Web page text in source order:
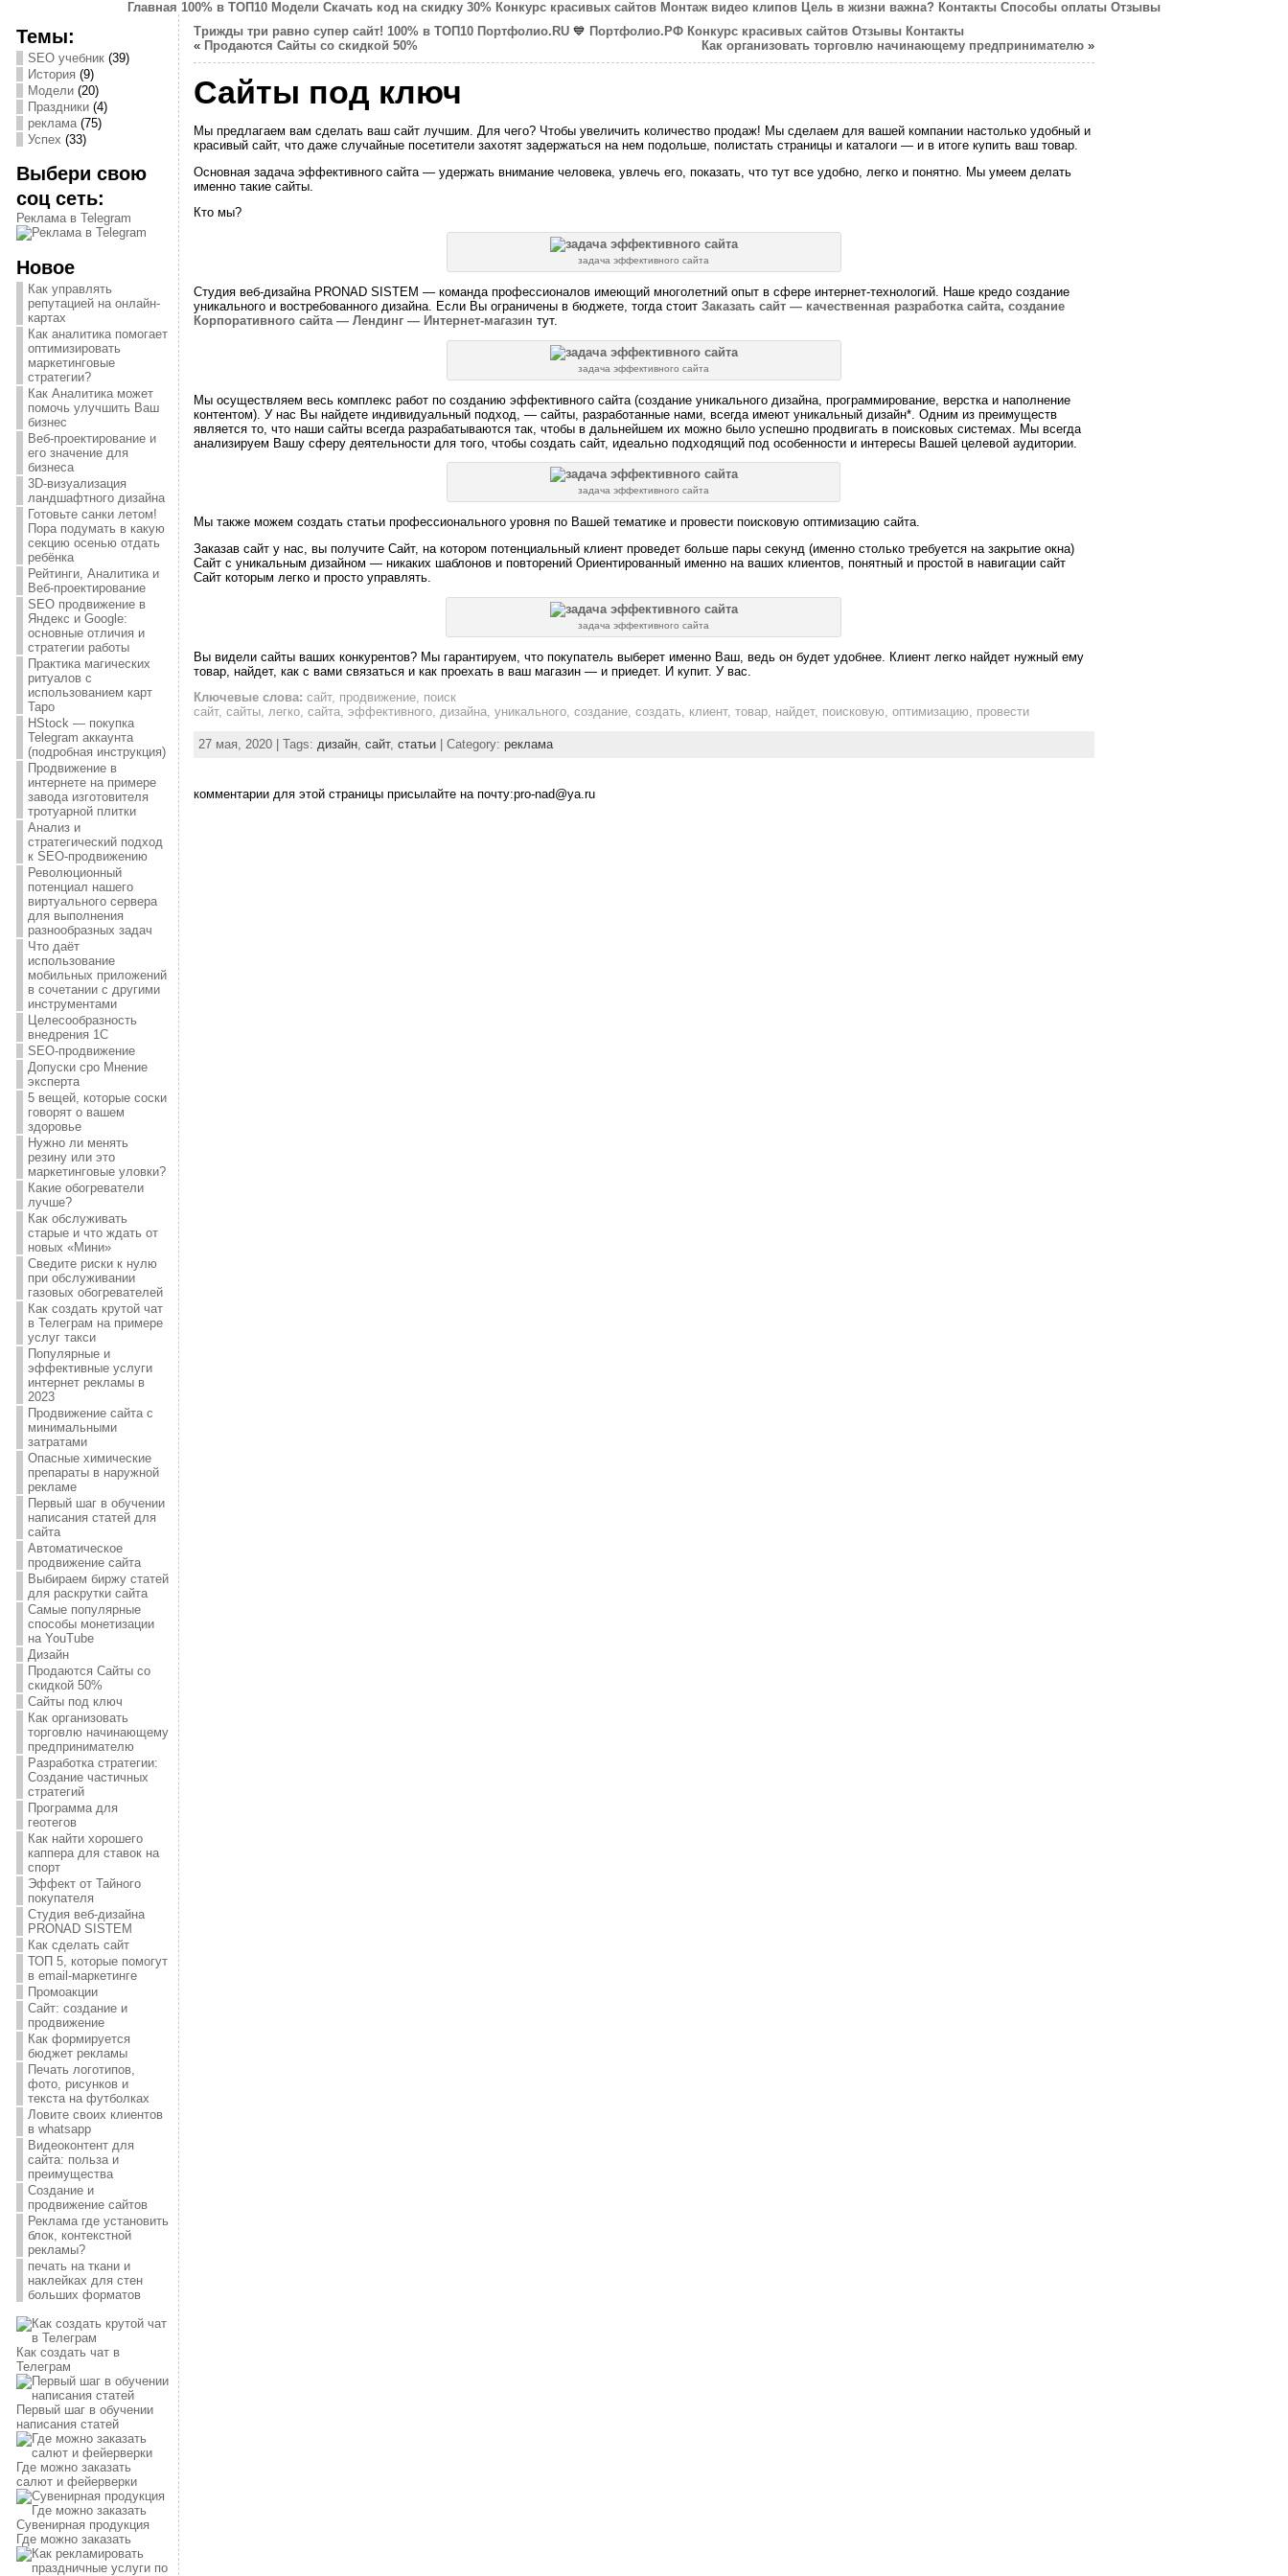
Главная 100% в ТОП10 Модели Скачать код на скидку 30% Конкурс красивых сайтов Монтаж видео клипов Цель в жизни важна? Контакты Способы оплаты Отзывы
Темы:
SEO учебник(39)
История (9)
Модели(20)
Праздники(4)
реклама(75)
Успех (33)
Выбери свою
соц сеть:
Реклама в Telegram
Новое
Как управлять
репутацией на онлайн-
картах
Как аналитика помогает
оптимизировать
маркетинговые
стратегии?
Как Аналитика может
помочь улучшить Ваш
бизнес
Веб-проектирование и
его значение для
бизнеса
3D-визуализация
ландшафтного дизайна
Готовьте санки летом!
Пора подумать в какую
секцию осенью отдать
ребёнка
Рейтинги, Аналитика и
Веб-проектирование
SEO продвижение в
Яндекс и Google:
основные отличия и
стратегии работы
Практика магических
ритуалов с
использованием карт
Таро
HStock — покупка
Telegram аккаунта
(подробная инструкция)
Продвижение в
интернете на примере
завода изготовителя
тротуарной плитки
Анализ и
стратегический подход
к SEO-продвижению
Революционный
потенциал нашего
виртуального сервера
для выполнения
разнообразных задач
Что даёт
использование
мобильных приложений
в сочетании с другими
инструментами
Целесообразность
внедрения 1С
SEO-продвижение
Допуски сро Мнение
эксперта
5 вещей, которые соски
говорят о вашем
здоровье
Нужно ли менять
резину или это
маркетинговые уловки?
Какие обогреватели
лучше?
Как обслуживать
старые и что ждать от
новых «Мини»
Сведите риски к нулю
при обслуживании
газовых обогревателей
Как создать крутой чат
в Телеграм на примере
услуг такси
Популярные и
эффективные услуги
интернет рекламы в
2023
Продвижение сайта с
минимальными
затратами
Опасные химические
препараты в наружной
рекламе
Первый шаг в обучении
написания статей для
сайта
Автоматическое
продвижение сайта
Выбираем биржу статей
для раскрутки сайта
Самые популярные
способы монетизации
на YouTube
Дизайн
Продаются Сайты со
скидкой 50%
Сайты под ключ
Как организовать
торговлю начинающему
предпринимателю
Разработка стратегии:
Создание частичных
стратегий
Программа для
геотегов
Как найти хорошего
каппера для ставок на
спорт
Эффект от Тайного
покупателя
Студия веб-дизайна
PRONAD SISTEM
Как сделать сайт
ТОП 5, которые помогут
в email-маркетинге
Промоакции
Сайт: создание и
продвижение
Как формируется
бюджет рекламы
Печать логотипов,
фото, рисунков и
текста на футболках
Ловите своих клиентов
в whatsapp
Видеоконтент для
сайта: польза и
преимущества
Создание и
продвижение сайтов
Реклама где установить
блок, контекстной
рекламы?
печать на ткани и
наклейках для стен
больших форматов
Как создать чат в
Телеграм
Первый шаг в обучении
написания статей
Где можно заказать
салют и фейерверки
Сувенирная продукция
Где можно заказать
Трижды три равно супер сайт! 100% в ТОП10 Портфолио.RU💙 Портфолио.РФ Конкурс красивых сайтов Отзывы Контакты
« Продаются Сайты со скидкой 50% Как организовать торговлю начинающему предпринимателю»
Сайты под ключ
Мы предлагаем вам сделать ваш сайт лучшим. Для чего? Чтобы увеличить количество продаж! Мы сделаем для вашей компании настолько удобный и
красивый сайт, что даже случайные посетители захотят задержаться на нем подольше, полистать страницы и каталоги — и в итоге купить ваш товар.
Основная задача эффективного сайта — удержать внимание человека, увлечь его, показать, что тут все удобно, легко и понятно. Мы умеем делать
именно такие сайты.
Кто мы?
задача эффективного сайта
Студия веб-дизайна PRONAD SISTEM — команда профессионалов имеющий многолетний опыт в сфере интернет-технологий. Наше кредо создание
уникального и востребованного дизайна. Если Вы ограничены в бюджете, тогда стоит Заказать сайт — качественная разработка сайта, создание
Корпоративного сайта — Лендинг — Интернет-магазин тут.
задача эффективного сайта
Мы осуществляем весь комплекс работ по созданию эффективного сайта (создание уникального дизайна, программирование, верстка и наполнение
контентом). У нас Вы найдете индивидуальный подход, — сайты, разработанные нами, всегда имеют уникальный дизайн*. Одним из преимуществ
является то, что наши сайты всегда разрабатываются так, чтобы в дальнейшем их можно было успешно продвигать в поисковых системах. Мы всегда
анализируем Вашу сферу деятельности для того, чтобы создать сайт, идеально подходящий под особенности и интересы Вашей целевой аудитории.
задача эффективного сайта
Мы также можем создать статьи профессионального уровня по Вашей тематике и провести поисковую оптимизацию сайта.
Заказав сайт у нас, вы получите Сайт, на котором потенциальный клиент проведет больше пары секунд (именно столько требуется на закрытие окна)
Сайт с уникальным дизайном — никаких шаблонов и повторений Ориентированный именно на ваших клиентов, понятный и простой в навигации сайт
Сайт которым легко и просто управлять.
задача эффективного сайта
Вы видели сайты ваших конкурентов? Мы гарантируем, что покупатель выберет именно Ваш, ведь он будет удобнее. Клиент легко найдет нужный ему
товар, найдет, как с вами связаться и как проехать в ваш магазин — и приедет. И купит. У вас.
Ключевые слова: сайт, продвижение, поиск
сайт, сайты, легко, сайта, эффективного, дизайна, уникального, создание, создать, клиент, товар, найдет, поисковую, оптимизацию, провести
27 мая, 2020 | Tags: дизайн, сайт, статьи| Category: реклама
комментарии для этой страницы присылайте на почту:pro-nad@ya.ru